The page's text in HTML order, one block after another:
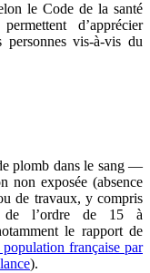
le Code de la santé
d’apprécier
personnes vis-à-vis du
plomb dans le sang —
non exposée (absence
de travaux, y compris
de l’ordre de 15 à
le rapport de
française par
).